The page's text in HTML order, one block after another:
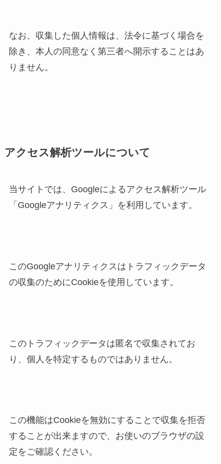
なお、収集した個人情報は、法令に基づく場合を
除き、本人の同意なく第三者へ開示することはあ
りません。
アクセス解析ツールについて
当サイトでは、Googleによるアクセス解析ツール
「Googleアナリティクス」を利用しています。
このGoogleアナリティクスはトラフィックデータ
の収集のためにCookieを使用しています。
このトラフィックデータは匿名で収集されてお
り、個人を特定するものではありません。
この機能はCookieを無効にすることで収集を拒否
することが出来ますので、お使いのブラウザの設
定をご確認ください。